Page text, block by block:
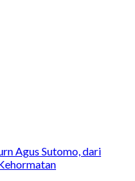
Agus Sutomo, dari